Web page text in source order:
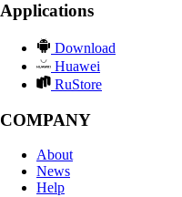
Applications
Download
Huawei
RuStore
COMPANY
About
News
Help